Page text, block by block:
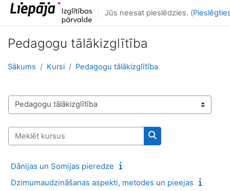
Atvērt galveno saturu
Jūs neesat pieslēdzies. (
Pedagogu tālākizglītība
Sākums Kursi Pedagogu tālākizglītība
Kursu kategorijas
Meklēt kursus
Meklēt kursus
Dānijas un Somijas pieredze
Dzimumaudzināšanas aspekti, metodes un pieejas